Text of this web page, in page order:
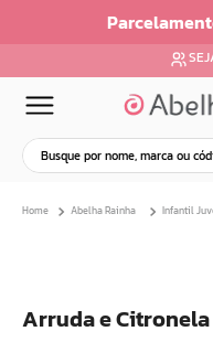
Busque por nome, marca
Abelha Rainha Infantil
Arruda e
4º
bom medico